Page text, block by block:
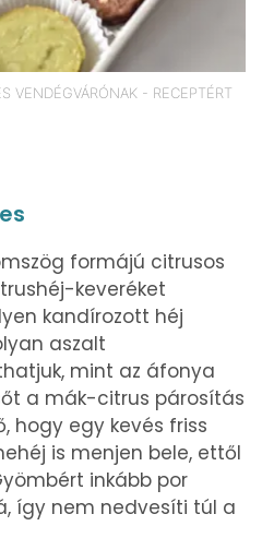
VENDÉGVÁRÓNAK - RECEPTÉRT
formájú citrusos
keveréket
kandírozott héj
aszalt
mint az áfonya
a mák-citrus párosítás
hogy egy kevés friss
is menjen bele, ettől
inkább por
így nem nedvesíti túl a